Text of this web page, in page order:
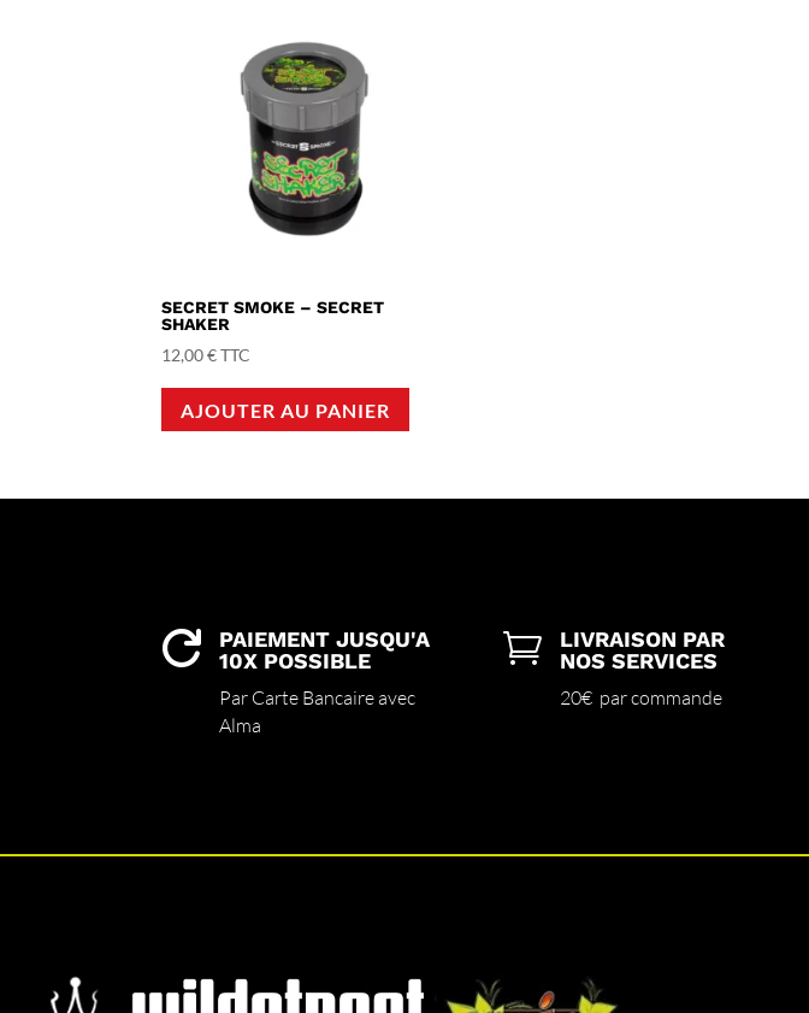
SECRET SMOKE – SECRET
SHAKER
12,00€ TTC
AJOUTER AU PANIER

PAIEMENT JUSQU'A
10X POSSIBLE
Par Carte Bancaire avec
Alma

LIVRAISON PAR
NOS SERVICES
20€ par commande